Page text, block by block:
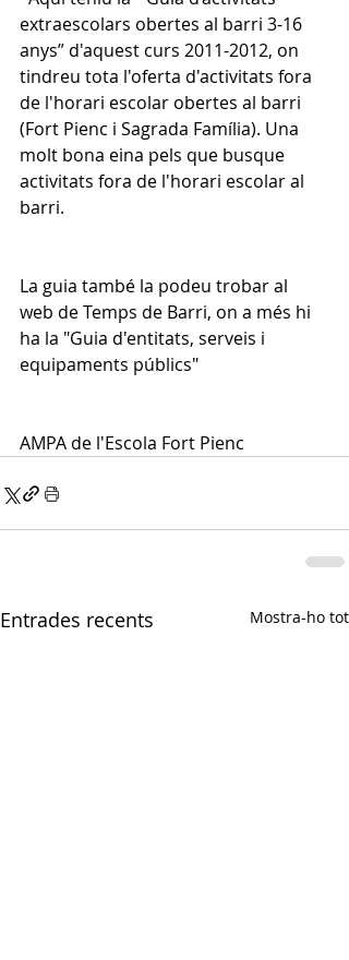
extraescolars obertes al barri 3-16
anys” d'aquest curs 2011-2012, on
tindreu tota l'oferta d'activitats fora
de l'horari escolar obertes al barri
(Fort Pienc i Sagrada Família). Una
molt bona eina pels que busque
activitats fora de l'horari escolar al
barri.
La guia també la podeu trobar al
web de Temps de Barri, on a més hi
ha la "Guia d'entitats, serveis i
equipaments públics"
AMPA de l'Escola Fort Pienc
Entrades recents Mostra-ho tot